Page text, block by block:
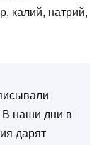
калий, натрий,
В наши дни в
дарят